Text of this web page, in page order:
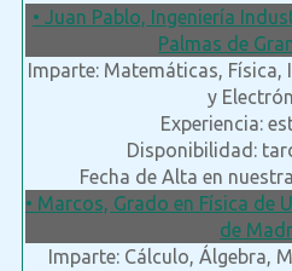
• Juan Pablo, Ingeniería
Palmas de
Imparte: Matemáticas,
y
Experiencia:
Disponibilidad:
Fecha de Alta en
• Marcos, Grado en Física de
de
Imparte: Cálculo, Álgebra,